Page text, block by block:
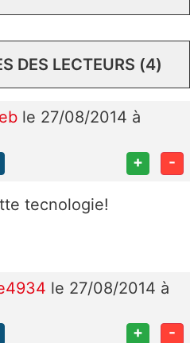
DES LECTEURS (4)
le 27/08/2014 à
+ -
tecnologie!
le 27/08/2014 à
+ -